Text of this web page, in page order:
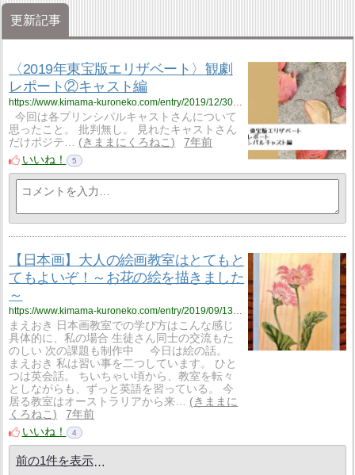
更新記事
〈2019年東宝版エリザベート〉観劇
レポート②キャスト編
https://www.kimama-kuroneko.com/entry/2019/12/30/085113
今回は各プリンシパルキャストさんについて
思ったこと。 批判無し。 見れたキャストさん
だけポジテ…
きままにくろねこ
7年前
いいね！
5
【日本画】大人の絵画教室はとてもと
てもよいぞ！～お花の絵を描きました
～
https://www.kimama-kuroneko.com/entry/2019/09/13/235505
まえおき 日本画教室での学び方はこんな感じ
具体的に、私の場合 生徒さん同士の交流もた
のしい 次の課題も制作中 今日は絵の話。
まえおき 私は習い事を二つしています。 ひと
つは英会話。 ちいちゃい頃から、教室を転々
としながらも、ずっと英語を習っている。 今
居る教室はオーストラリアから来…
きままに
くろねこ
7年前
いいね！
4
前の1件を表示